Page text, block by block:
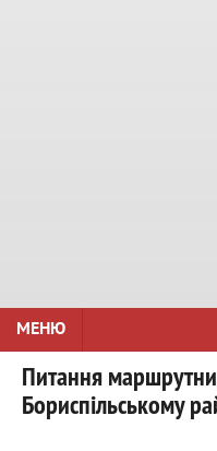
МЕНЮ
Питання
Бориспільському